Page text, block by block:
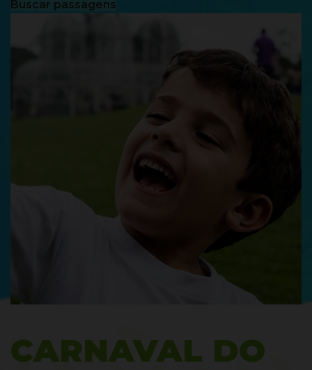
Buscar passagens
Buscar passagens
CARNAVAL DO